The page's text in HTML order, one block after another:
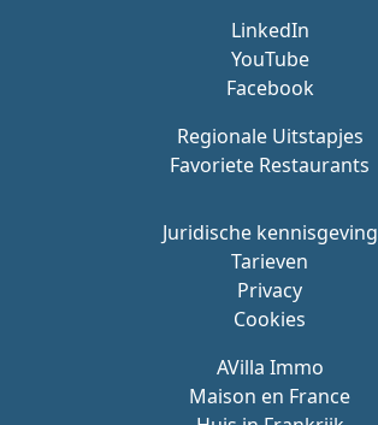
Juridische kennisgeving
Tarieven
Privacy
Cookies
AVilla Immo
Maison en France
LinkedIn
YouTube
Facebook
Regionale Uitstapjes
Favoriete Restaurants